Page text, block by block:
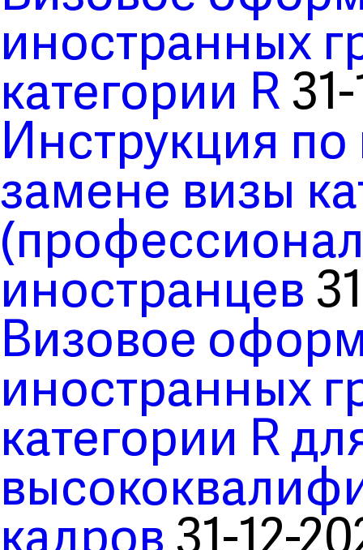
иностранных
категории R
Инструкция
замене визы
иностранцев
Визовое
иностранных
категории R